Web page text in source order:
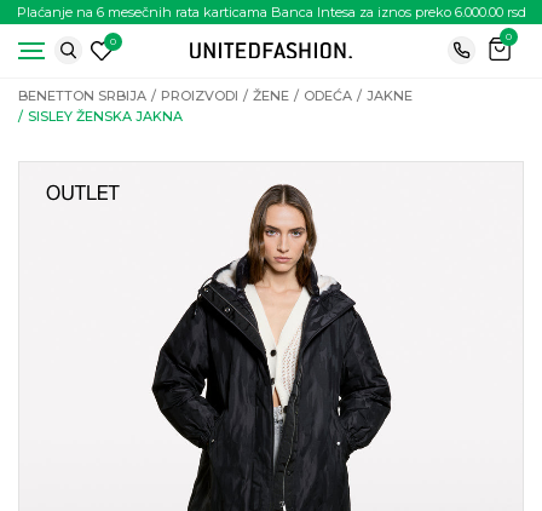
Plaćanje na 6 mesečnih rata karticama Banca Intesa za iznos preko 6.000.00 rsd
0
0
BENETTON SRBIJA PROIZVODI ŽENE ODEĆA
JAKNE
SISLEY ŽENSKA JAKNA